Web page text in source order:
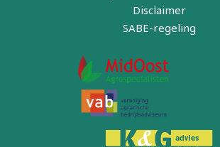
Disclaimer
SABE-regeling